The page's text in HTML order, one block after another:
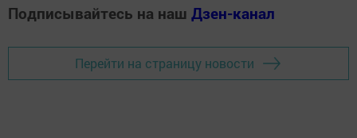
Подписывайтесь на наш Дзен-канал
Перейти на страницу новости